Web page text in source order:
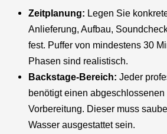
Zeitplanung: Legen Sie
Anlieferung, Aufbau,
fest. Puffer von mindestens 30
Phasen sind realistisch.
Backstage-Bereich: Jeder
benötigt einen
Vorbereitung. Dieser muss
Wasser ausgestattet sein.